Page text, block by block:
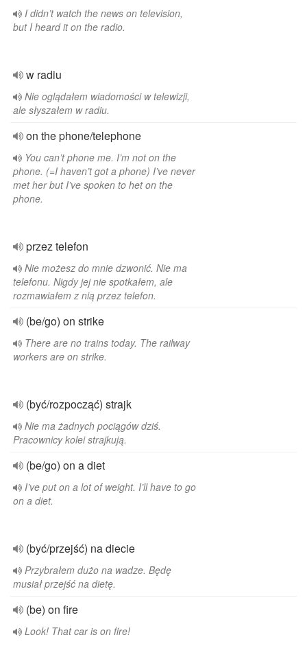
I didn’t watch the news on television,
but I heard it on the radio.
w radiu
Nie oglądałem wiadomości w telewizji,
ale słyszałem w radiu.
on the phone/telephone
You can’t phone me. I’m not on the
phone. (=I haven’t got a phone) I’ve never
met her but I’ve spoken to het on the
phone.
przez telefon
Nie możesz do mnie dzwonić. Nie ma
telefonu. Nigdy jej nie spotkałem, ale
rozmawiałem z nią przez telefon.
(be/go) on strike
There are no trains today. The railway
workers are on strike.
(być/rozpocząć) strajk
Nie ma żadnych pociągów dziś.
Pracownicy kolei strajkują.
(be/go) on a diet
I’ve put on a lot of weight. I’ll have to go
on a diet.
(być/przejść) na diecie
Przybrałem dużo na wadze. Będę
musiał przejść na dietę.
(be) on fire
Look! That car is on fire!